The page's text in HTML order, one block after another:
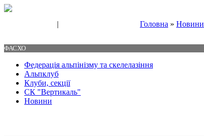
| Головна » Новини
ФАСХО
Федерація альпінізму та скелелазіння
Альпклуб
Клуби, секції
СК "Вертикаль"
Новини